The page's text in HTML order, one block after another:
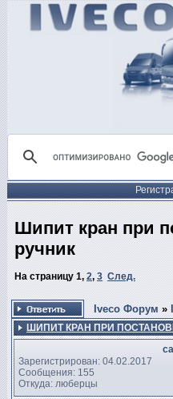
Шипит кран при
ручник
На страницу 1, 2, 3 След.
Iveco Форум »
ШИПИТ КРАН ПРИ
Зарегистрирован: 04.02.2017
Сообщения: 155
Откуда: люберцы